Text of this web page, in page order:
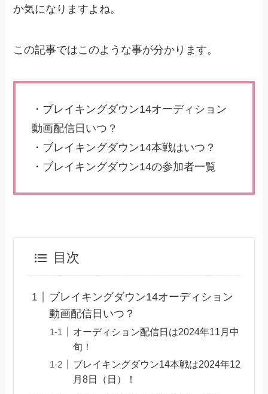
か気になりますよね。
この記事ではこのような事が分かります。
・ブレイキングダウン14オーディション
動画配信日いつ？
・ブレイキングダウン14本戦はいつ？
・ブレイキングダウン14の参加者一覧
目次
ブレイキングダウン14オーディション
動画配信日いつ？
オーディション配信日は2024年11月中
旬！
ブレイキングダウン14本戦は2024年12
月8日（日）！